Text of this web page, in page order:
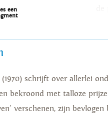
een
(1970) schrijft over allerlei
bekroond met talloze
verschenen, zijn